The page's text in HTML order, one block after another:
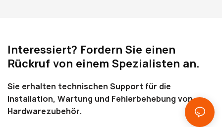
entsprechende Einbaumaße,
die Ihnen ein tieferes
Interessiert? Fordern Sie einen
Rückruf von einem Spezialisten an.
Sie erhalten technischen Support für die
Installation, Wartung und Fehlerbehebung von
Hardwarezubehör.